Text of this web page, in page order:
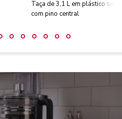
Taça de 3,1 L em plástico sem
com pino central